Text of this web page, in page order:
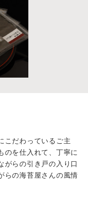
こだわっているご主
のを仕入れて、丁寧に
がらの引き戸の入り口
らの海苔屋さんの風情